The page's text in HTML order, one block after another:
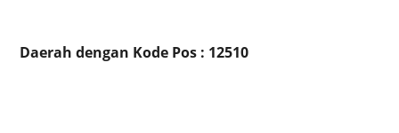
Daerah dengan Kode Pos : 12510